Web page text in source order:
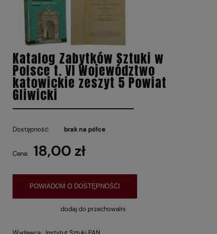
Katalog Zabytków Sztuki w
Polsce t. VI Województwo
katowickie zeszyt 5 Powiat
Gliwicki
Dostępność: brak na półce
Cena: 18,00 zł
POWIADOM O DOSTĘPNOŚCI
dodaj do przechowalni